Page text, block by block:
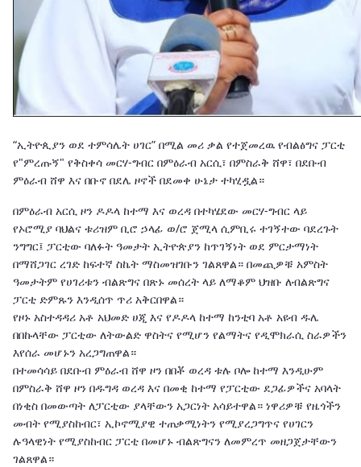
“ኢትዮጲያን ወደ ተምሳሌት ሀገር” በሚል መሪ ቃል የተጀመረዉ የብልፅግና ፓርቲ
የ"ምረጡኝ" የቅስቀሳ መርሃ-ግብር በምዕራብ አርሲ፣ በምስራቅ ሸዋ፣ በደቡብ
ምዕራብ ሸዋ እና በቡኖ በደሌ ዞኖች በደመቀ ሁኔታ ተካሂዷል።
በምዕራብ አርሲ ዞን ዶዶላ ከተማ እና ወረዳ በተካሄደው መርሃ-ግብር ላይ
የኦሮሚያ ባህልና ቱሪዝም ቢሮ ኃላፊ ወ/ሮ ጀሚላ ሲምቢሩ ተገኝተው ባደረጉት
ንግግር፤ ፓርቲው ባለፉት ዓመታት ኢትዮጵያን ከጥገኝነት ወደ ምርታማነት
በማሸጋገር ረገድ ከፍተኛ ስኬት ማስመዝገቡን ገልጸዋል። በመጪዎቹ አምስት
ዓመታትም የሀገሪቱን ብልጽግና በጽኑ መሰረት ላይ ለማቆም ህዝቡ ለብልጽግና
ፓርቲ ድምጹን እንዲሰጥ ጥሪ አቅርበዋል።
የዞኑ አስተዳዳሪ አቶ አህመድ ሀጂ እና የዶዶላ ከተማ ከንቲባ አቶ አዩብ ዱሌ
በበኩላቸው ፓርቲው ለትውልድ ዋስትና የሚሆን የልማትና የዲሞክራሲ ስራዎችን
እየሰራ መሆኑን አረጋግጠዋል።
በተመሳሳይ በደቡብ ምዕራብ ሸዋ ዞን በበቾ ወረዳ ቱሉ ቦሎ ከተማ እንዲሁም
በምስራቅ ሸዋ ዞን በዱግዳ ወረዳ እና በመቂ ከተማ የፓርቲው ደጋፊዎችና አባላት
በነቂስ በመውጣት ለፓርቲው ያላቸውን አጋርነት አሳይተዋል። ነዋሪዎቹ የዜጎችን
መብት የሚያስከብር፣ ኢኮኖሚያዊ ተጠቃሚነትን የሚያረጋግጥና የሀገርን
ሉዓላዊነት የሚያስከብር ፓርቲ በመሆኑ ብልጽግናን ለመምረጥ መዘጋጀታቸውን
ገልጸዋል።